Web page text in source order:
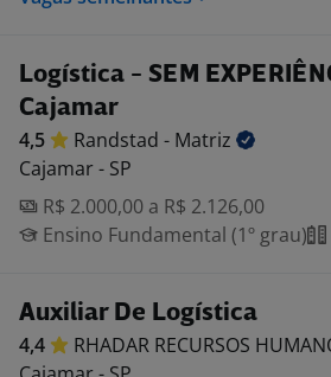
Logística - SEM
Cajamar
4,5 Randstad - Matriz
Cajamar - SP
R$ 2.000,00 a R$ 2.126,00
Ensino Fundamental (1º grau)
Auxiliar De Logística
4,4 RHADAR RECURSOS